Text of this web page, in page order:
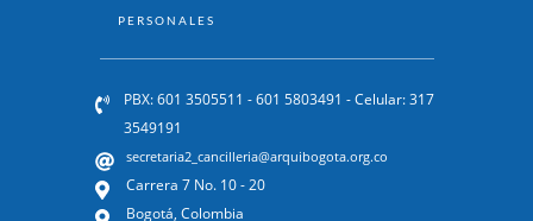
PERSONALES
PBX: 601 3505511 - 601 5803491 - Celular: 317
3549191
secretaria2_cancilleria@arquibogota.org.co
Carrera 7 No. 10 - 20
Bogotá, Colombia